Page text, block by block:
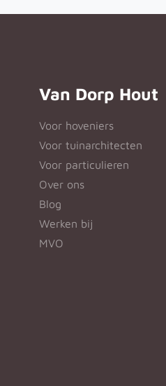
Van Dorp Hout
Voor hoveniers
Voor tuinarchitecten
Voor particulieren
Over ons
Blog
Werken bij
MVO